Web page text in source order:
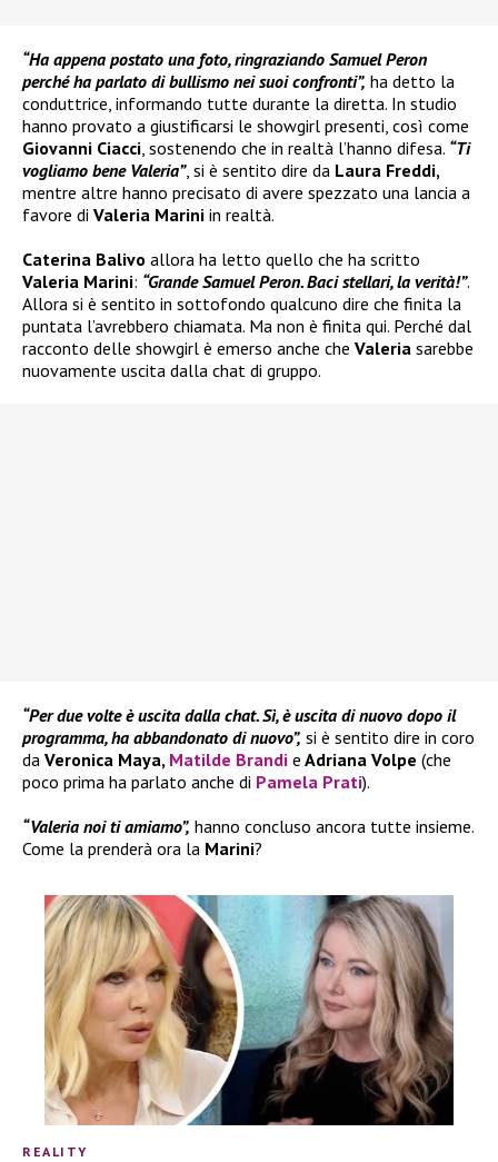
“Ha appena postato una foto, ringraziando Samuel Peron
perché ha parlato di bullismo nei suoi confronti”, ha detto la
conduttrice, informando tutte durante la diretta. In studio
hanno provato a giustificarsi le showgirl presenti, così come
Giovanni Ciacci , sostenendo che in realtà l’hanno difesa. “Ti
vogliamo bene Valeria”, si è sentito dire da Laura Freddi,
mentre altre hanno precisato di avere spezzato una lancia a
favore di Valeria Marini in realtà.
Caterina Balivo allora ha letto quello che ha scritto
Valeria Marini: “Grande Samuel Peron. Baci stellari, la verità!”.
Allora si è sentito in sottofondo qualcuno dire che finita la
puntata l’avrebbero chiamata. Ma non è finita qui. Perché dal
racconto delle showgirl è emerso anche che Valeria sarebbe
nuovamente uscita dalla chat di gruppo.
“Per due volte è uscita dalla chat. Sì, è uscita di nuovo dopo il
programma, ha abbandonato di nuovo”, si è sentito dire in coro
da Veronica Maya, Matilde Brandi e Adriana Volpe (che
poco prima ha parlato anche di Pamela Prati).
“Valeria noi ti amiamo”, hanno concluso ancora tutte insieme.
Come la prenderà ora la Marini?
REALITY